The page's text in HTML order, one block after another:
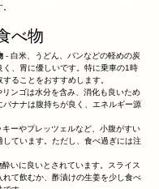
べ物
- 白米、うどん、パンなどの軽めの炭
く、胃に優しいです。特に乗車の1時
ることをおすすめします。
リンゴは水分を含み、消化も良いため
バナナは腹持ちが良く、エネルギー源
キーやプレッツェルなど、小腹がすい
しています。ただし、食べ過ぎには注
いに良いとされています。スライス
れて飲むか、酢漬けの生姜を少し食べ